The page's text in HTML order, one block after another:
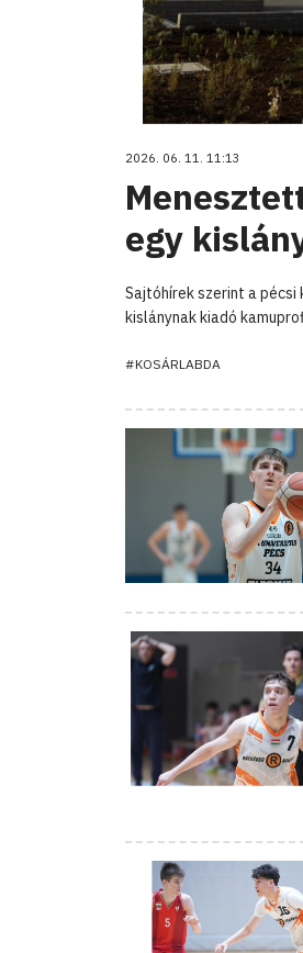
2026. 06. 11. 11:13
egy
Sajtóhírek szerint a
kislánynak kiadó
#KOSÁRLABDA